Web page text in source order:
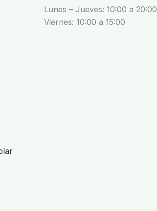
Lunes – Jueves: 10:00 a 20:00
Viernes: 10:00 a 15:00